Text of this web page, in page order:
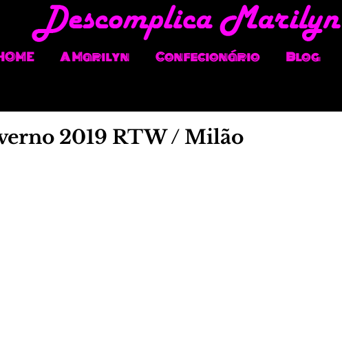
A Marilyn Confecionário Blog
2019 RTW / Milão